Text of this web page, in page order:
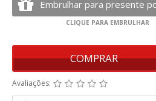
COMPRAR
Avaliações: